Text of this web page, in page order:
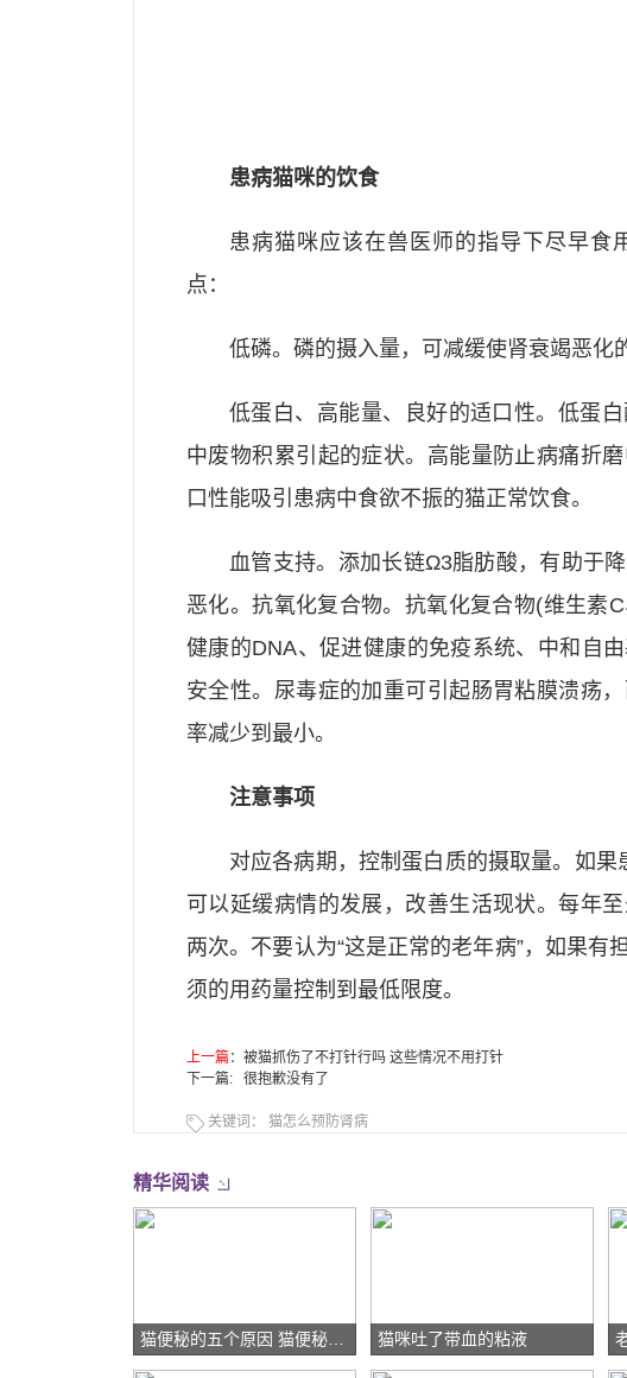
患病猫咪的饮食
患病猫咪应该在兽医师的指导下尽早食
点：
低磷。磷的摄入量，可减缓使肾衰竭恶化
低蛋白、高能量、良好的适口性。低蛋
中废物积累引起的症状。高能量防止病痛折
口性能吸引患病中食欲不振的猫正常饮食。
血管支持。添加长链Ω3脂肪酸，有助于
恶化。抗氧化复合物。抗氧化复合物(维生素
健康的DNA、促进健康的免疫系统、中和自
安全性。尿毒症的加重可引起肠胃粘膜溃疡
率减少到最小。
注意事项
对应各病期，控制蛋白质的摄取量。如果
可以延缓病情的发展，改善生活现状。每年
两次。不要认为“这是正常的老年病”，如果
须的用药量控制到最低限度。
上一篇 ： 被猫抓伤了不打针行吗 这些情况不用打针
下一篇: 很抱歉没有了
关键词： 猫怎么预防肾病
精华阅读
猫咪吐了带血的粘液